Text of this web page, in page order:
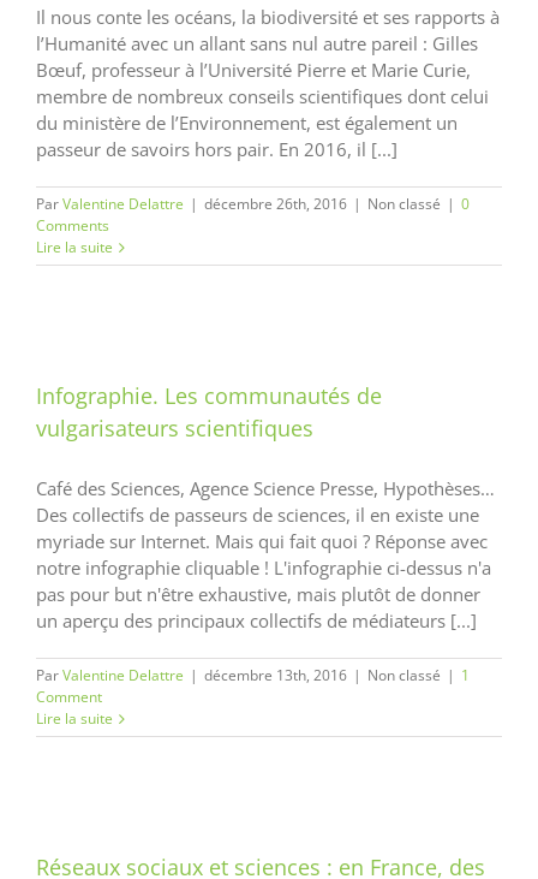
Il nous conte les océans, la biodiversité et ses rapports à
l’Humanité avec un allant sans nul autre pareil : Gilles
Bœuf, professeur à l’Université Pierre et Marie Curie,
membre de nombreux conseils scientifiques dont celui
du ministère de l’Environnement, est également un
passeur de savoirs hors pair. En 2016, il [...]
ParValentine Delattre | décembre 26th, 2016 | Non classé | 0
Comments
Lire la suite
Infographie. Les communautés de
vulgarisateurs scientifiques
Café des Sciences, Agence Science Presse, Hypothèses…
Des collectifs de passeurs de sciences, il en existe une
myriade sur Internet. Mais qui fait quoi ? Réponse avec
notre infographie cliquable ! L'infographie ci-dessus n'a
pas pour but n'être exhaustive, mais plutôt de donner
un aperçu des principaux collectifs de médiateurs [...]
ParValentine Delattre | décembre 13th, 2016 | Non classé | 1
Comment
Lire la suite
Réseaux sociaux et sciences : en France, des